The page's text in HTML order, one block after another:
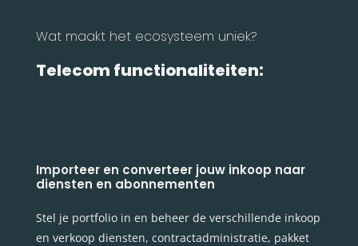
Wat maakt het ecosysteem uniek?
Telecom functionaliteiten:
Importeer en converteer jouw inkoop naar
diensten en abonnementen
Stel je portfolio in en beheer de verschillende inkoop
en verkoop diensten, contractadministratie, pakket